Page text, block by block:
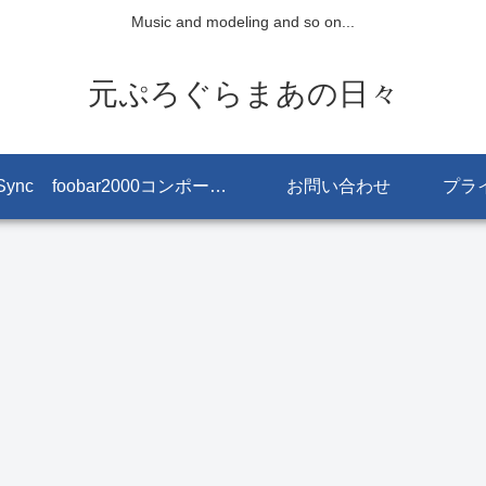
Music and modeling and so on...
元ぷろぐらまあの日々
foobar2000コンポーネント お問い合わせ プラ